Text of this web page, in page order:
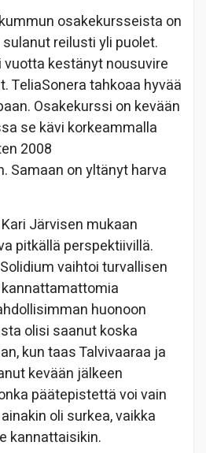
osakekursseista on
reilusti yli puolet.
vuotta kestänyt nousuvire
TeliaSonera tahkoaa hyvää
Osakekurssi on kevään
se kävi korkeammalla
2008
Samaan on yltänyt harva
Järvisen mukaan
pitkällä perspektiivillä.
vaihtoi turvallisen
huonoon
olisi saanut koska
kun taas Talvivaaraa ja
kevään jälkeen
päätepistettä voi vain
oli surkea, vaikka
kannattaisikin.